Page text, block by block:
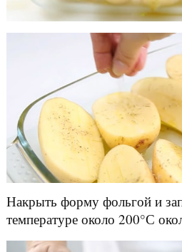
Накрыть форму фольгой и
температуре около 200°С